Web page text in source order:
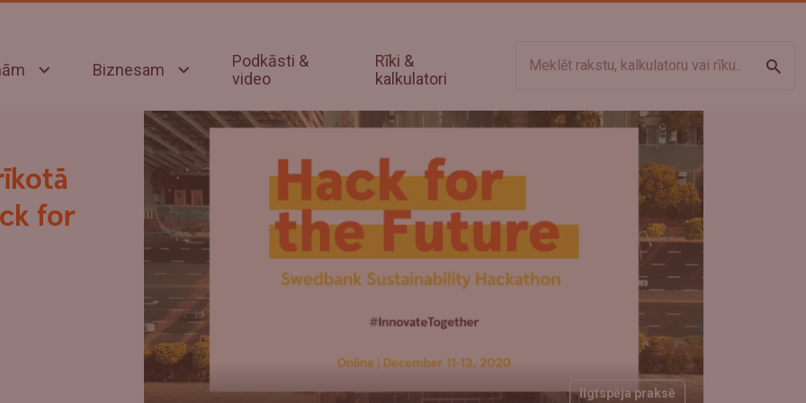
Biznesam
Podkāsti &
video
Rīki &
kalkulatori
Ilgtspēja praksē
for